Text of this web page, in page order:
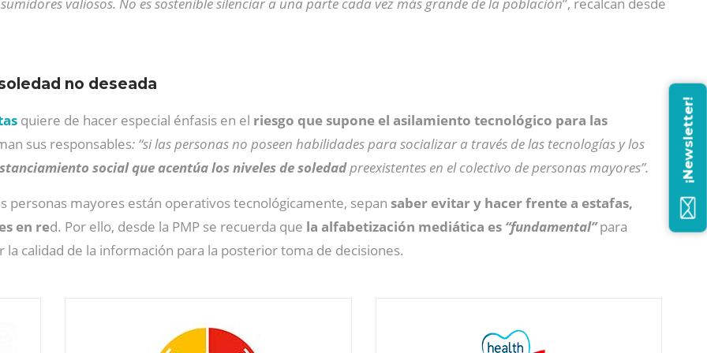
no deseada
quiere de hacer especial énfasis en el riesgo que supone el asilamiento tecnológico para las
sus responsables: “si las personas no poseen habilidades para socializar a través de las tecnologías y los
social que acentúa los niveles de soledadpreexistentes en el colectivo de personas mayores”.
personas mayores están operativos tecnológicamente, sepan saber evitar y hacer frente a estafas,
en red. Por ello, desde la PMP se recuerda que la alfabetización mediática es “fundamental”para
calidad de la información para la posterior toma de decisiones.
¡Newsletter!